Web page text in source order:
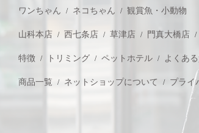
ワンちゃん ネコちゃん 観賞魚・小動物
山科本店 西七条店 草津店 門真大橋店
特徴 トリミング ペットホテル よくあ
商品一覧 ネットショップについて プライ